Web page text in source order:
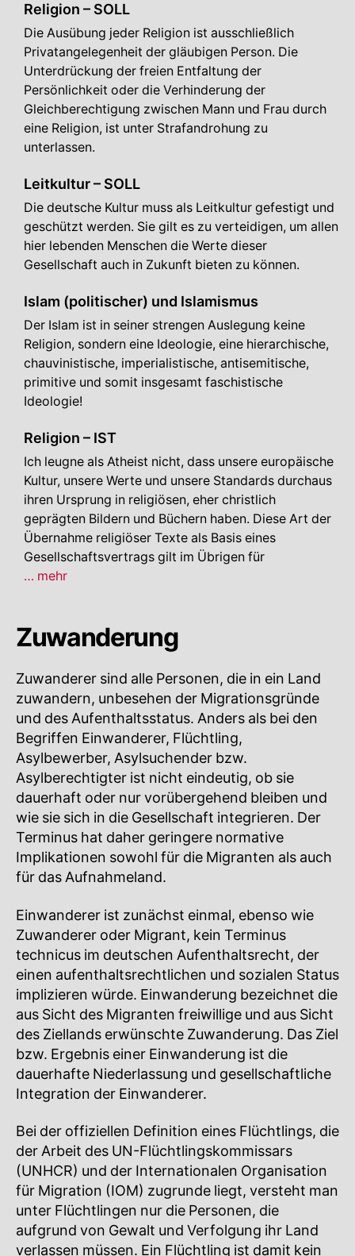
Religion – SOLL
Die Ausübung jeder Religion ist ausschließlich
Privatangelegenheit der gläubigen Person. Die
Unterdrückung der freien Entfaltung der
Persönlichkeit oder die Verhinderung der
Gleichberechtigung zwischen Mann und Frau durch
eine Religion, ist unter Strafandrohung zu
unterlassen.
Leitkultur – SOLL
Die deutsche Kultur muss als Leitkultur gefestigt und
geschützt werden. Sie gilt es zu verteidigen, um allen
hier lebenden Menschen die Werte dieser
Gesellschaft auch in Zukunft bieten zu können.
Islam (politischer) und Islamismus
Der Islam ist in seiner strengen Auslegung keine
Religion, sondern eine Ideologie, eine hierarchische,
chauvinistische, imperialistische, antisemitische,
primitive und somit insgesamt faschistische
Ideologie!
Religion – IST
Ich leugne als Atheist nicht, dass unsere europäische
Kultur, unsere Werte und unsere Standards durchaus
ihren Ursprung in religiösen, eher christlich
geprägten Bildern und Büchern haben. Diese Art der
Übernahme religiöser Texte als Basis eines
Gesellschaftsvertrags gilt im Übrigen für
… mehrReligion
Zuwanderung
Zuwanderer sind alle Personen, die in ein Land
zuwandern, unbesehen der Migrationsgründe
und des Aufenthaltsstatus. Anders als bei den
Begriffen Einwanderer, Flüchtling,
Asylbewerber, Asylsuchender bzw.
Asylberechtigter ist nicht eindeutig, ob sie
dauerhaft oder nur vorübergehend bleiben und
wie sie sich in die Gesellschaft integrieren. Der
Terminus hat daher geringere normative
Implikationen sowohl für die Migranten als auch
für das Aufnahmeland.
Einwanderer ist zunächst einmal, ebenso wie
Zuwanderer oder Migrant, kein Terminus
technicus im deutschen Aufenthaltsrecht, der
einen aufenthaltsrechtlichen und sozialen Status
implizieren würde. Einwanderung bezeichnet die
aus Sicht des Migranten freiwillige und aus Sicht
des Ziellands erwünschte Zuwanderung. Das Ziel
bzw. Ergebnis einer Einwanderung ist die
dauerhafte Niederlassung und gesellschaftliche
Integration der Einwanderer.
Bei der offiziellen Definition eines Flüchtlings, die
der Arbeit des UN-Flüchtlingskommissars
(UNHCR) und der Internationalen Organisation
für Migration (IOM) zugrunde liegt, versteht man
unter Flüchtlingen nur die Personen, die
aufgrund von Gewalt und Verfolgung ihr Land
verlassen müssen. Ein Flüchtling ist damit kein